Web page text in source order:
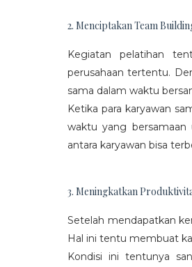
2. Menciptakan Team
Kegiatan pelatihan
perusahaan tertentu.
sama dalam waktu
Ketika para karyawan
waktu yang bersamaan
antara karyawan bisa
3. Meningkatkan
Setelah mendapatkan
Hal ini tentu membuat
Kondisi ini tentunya